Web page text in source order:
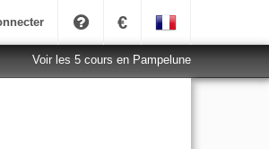
€
Voir les 5 cours en Pampelune